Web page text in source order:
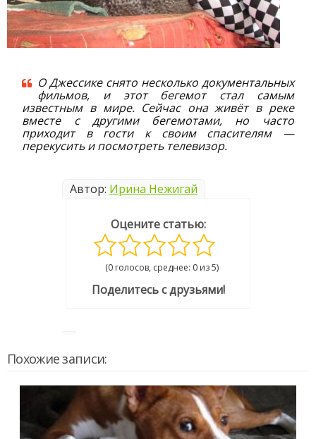
О Джессике снято несколько документальных
фильмов, и этот бегемот стал самым
известным в мире. Сейчас она живёт в реке
вместе с другими бегемотами, но часто
приходит в гости к своим спасителям —
перекусить и посмотреть телевизор.
Автор: Ирина Нежигай
Оцените статью:
(0 голосов, среднее: 0 из 5)
Поделитесь с друзьями!
Похожие записи: